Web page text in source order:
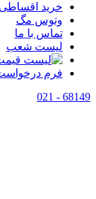
خرید اقساطی
وتوس مگ
تماس با ما
لیست شعب
فرم
68149 - 021